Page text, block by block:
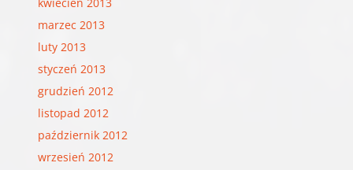
marzec 2013
luty 2013
styczeń 2013
grudzień 2012
listopad 2012
październik 2012
wrzesień 2012